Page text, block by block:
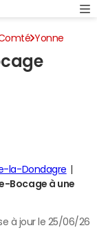
Yonne
la-Dondagre
Bocage à une
à jour le 25/06/26